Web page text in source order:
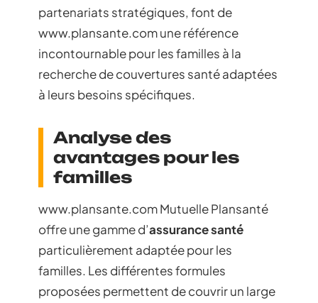
partenariats stratégiques, font de
www.plansante.com une référence
incontournable pour les familles à la
recherche de couvertures santé adaptées
à leurs besoins spécifiques.
Analyse des
avantages pour les
familles
www.plansante.com Mutuelle Plansanté
offre une gamme d’assurance santé
particulièrement adaptée pour les
familles. Les différentes formules
proposées permettent de couvrir un large